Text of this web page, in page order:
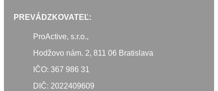
PREVÁDZKOVATEĽ:
ProActive, s.r.o.,
Hodžovo nám. 2, 811 06 Bratislava
IČO: 367 986 31
DIČ: 2022409609